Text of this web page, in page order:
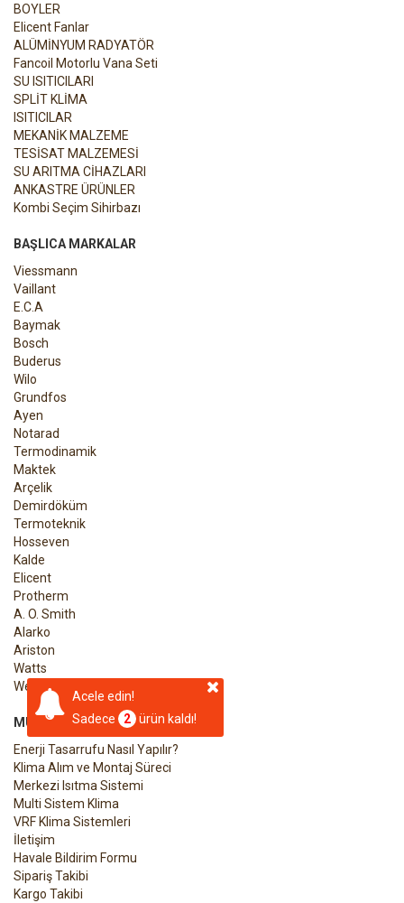
Acele edin!
Sadece
2 ürün kaldı!
BOYLER
Elicent Fanlar
ALÜMİNYUM RADYATÖR
Fancoil Motorlu Vana Seti
SU ISITICILARI
SPLİT KLİMA
ISITICILAR
MEKANİK MALZEME
TESİSAT MALZEMESİ
SU ARITMA CİHAZLARI
ANKASTRE ÜRÜNLER
Kombi Seçim Sihirbazı
BAŞLICA MARKALAR
Viessmann
Vaillant
E.C.A
Baymak
Bosch
Buderus
Wilo
Grundfos
Ayen
Notarad
Termodinamik
Maktek
Arçelik
Demirdöküm
Termoteknik
Hosseven
Kalde
Elicent
Protherm
A. O. Smith
Alarko
Ariston
Watts
Wenta
MÜŞTERI HIZMETLERI
Enerji Tasarrufu Nasıl Yapılır?
Klima Alım ve Montaj Süreci
Merkezi Isıtma Sistemi
Multi Sistem Klima
VRF Klima Sistemleri
İletişim
Havale Bildirim Formu
Sipariş Takibi
Kargo Takibi